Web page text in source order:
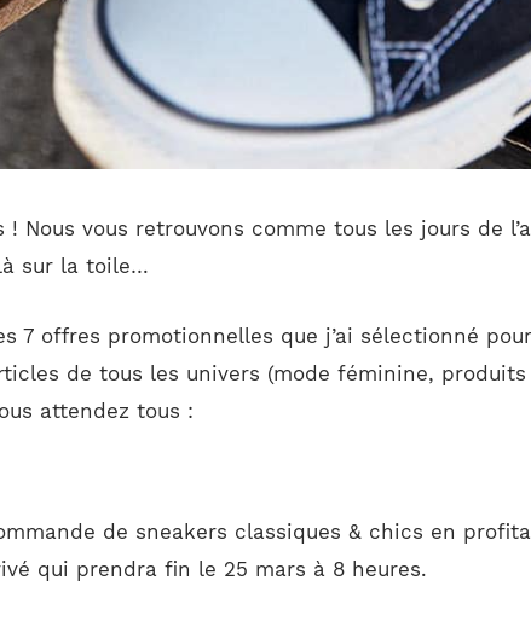
vous retrouvons comme tous les jours de
sur la toile…
7 offres promotionnelles que j’ai sélectionné
de tous les univers (mode féminine,
attendez tous :
de sneakers classiques & chics en
qui prendra fin le 25 mars à 8 heures.